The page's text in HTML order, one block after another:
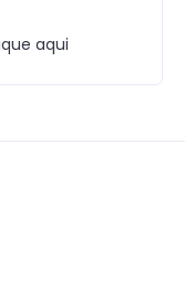
aqui